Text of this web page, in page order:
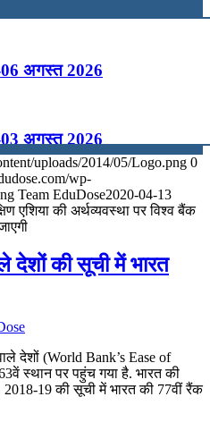
अगस्त 2026
अगस्त 2026
जुलाई 2026
जुलाई 2026
जुलाई 2026
uploads/2014/05/Logo.png 0
wp-
Team EduDose2020-04-13
एशिया की अर्थव्यवस्था पर विश्व बैंक
देशों की सूची में भारत
देशों (World Bank’s Ease of
स्थान पर पहुंच गया है. भारत की
19 की सूची में भारत की 77वीं रैंक